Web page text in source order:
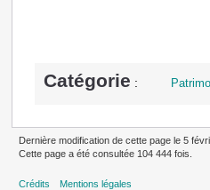
Catégorie :
Dernière modification de cette page le 5
Cette page a été consultée 104 444 fois.
Crédits Mentions légales